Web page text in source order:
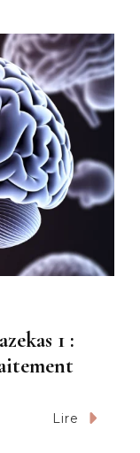
1 :
Lire